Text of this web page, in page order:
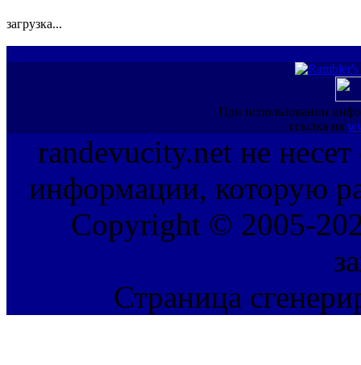
загрузка...
При использовании
ссылка на
randevucity.net не несет
информации, которую
Copyright © 2005-
Страница